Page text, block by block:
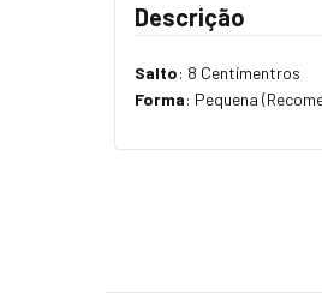
Descrição
Salto: 8 Centímentros
Forma: Pequena